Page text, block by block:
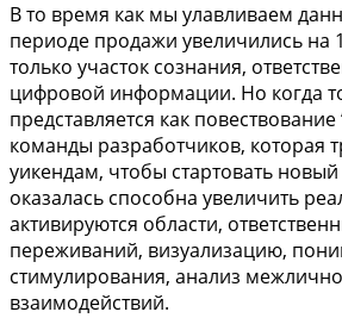
В то время как мы улавливаем
периоде продажи увеличились на
только участок сознания,
цифровой информации. Но когда
представляется как
команды разработчиков, которая
уикендам, чтобы стартовать
оказалась способна увеличить
активируются области,
переживаний, визуализацию,
стимулирования, анализ
взаимодействий.